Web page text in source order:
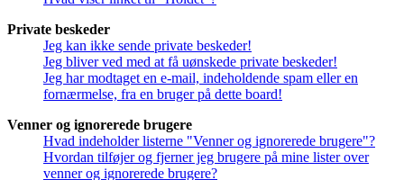
Private beskeder
Jeg kan ikke sende private beskeder!
Jeg bliver ved med at få uønskede private beskeder!
Jeg har modtaget en e-mail, indeholdende spam eller en
fornærmelse, fra en bruger på dette board!
Venner og ignorerede brugere
Hvad indeholder listerne "Venner og ignorerede brugere"?
Hvordan tilføjer og fjerner jeg brugere på mine lister over
venner og ignorerede brugere?